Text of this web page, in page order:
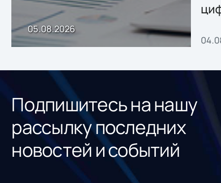
05.08.2026
Подпишитесь на нашу
рассылку последних
новостей и событий